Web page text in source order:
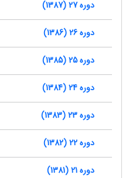
دوره 27 (1387)
دوره 26 (1386)
دوره 25 (1385)
دوره 24 (1384)
دوره 23 (1383)
دوره 22 (1382)
دوره 21 (1381)